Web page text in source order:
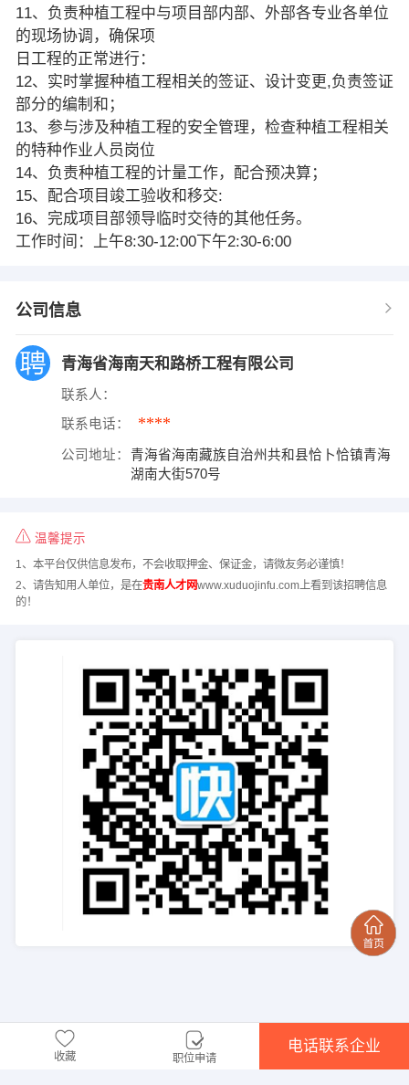
11、负责种植工程中与项目部内部、外部各专业各单位
的现场协调，确保项
日工程的正常进行：
12、实时掌握种植工程相关的签证、设计变更,负责签证
部分的编制和；
13、参与涉及种植工程的安全管理，检查种植工程相关
的特种作业人员岗位
14、负责种植工程的计量工作，配合预决算；
15、配合项目竣工验收和移交:
16、完成项目部领导临时交待的其他任务。
工作时间：上午8:30-12:00下午2:30-6:00
公司信息
青海省海南天和路桥工程有限公司
联系人：
联系电话： ****
公司地址：
青海省海南藏族自治州共和县恰卜恰镇青海
湖南大街570号
温馨提示
1、本平台仅供信息发布，不会收取押金、保证金，请微友务必谨慎！
2、请告知用人单位，是在贵南人才网www.xuduojinfu.com上看到该招聘信息
的！
收藏 职位申请
电话联系企业